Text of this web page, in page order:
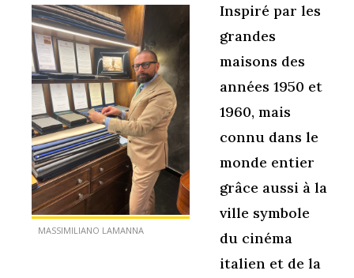
MASSIMILIANO LAMANNA
Inspiré par les
grandes
maisons des
années 1950 et
1960, mais
connu dans le
monde entier
grâce aussi à la
ville symbole
du cinéma
italien et de la